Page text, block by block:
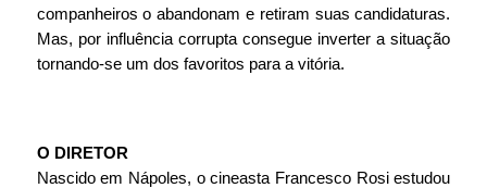
companheiros o abandonam e retiram suas candidaturas.
Mas, por influência corrupta consegue inverter a situação
tornando-se um dos favoritos para a vitória.
O DIRETOR
Nascido em Nápoles, o cineasta Francesco Rosi estudou